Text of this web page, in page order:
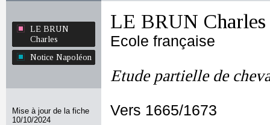
LE BRUN
Charles
Notice Napoléon
Mise à jour de la fiche
10/10/2024
LE BRUN Charles
Ecole française
Etude partielle de
Vers 1665/1673